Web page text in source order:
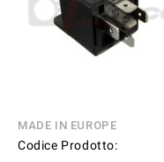
MADE IN EUROPE
Codice Prodotto: